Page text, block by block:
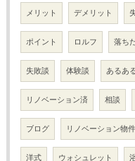
メリット デメリット
ポイント ロルフ 落ち
失敗談 体験談 あるあ
リノベーション済 相談
ブログ リノベーション物件
洋式 ウォシュレット